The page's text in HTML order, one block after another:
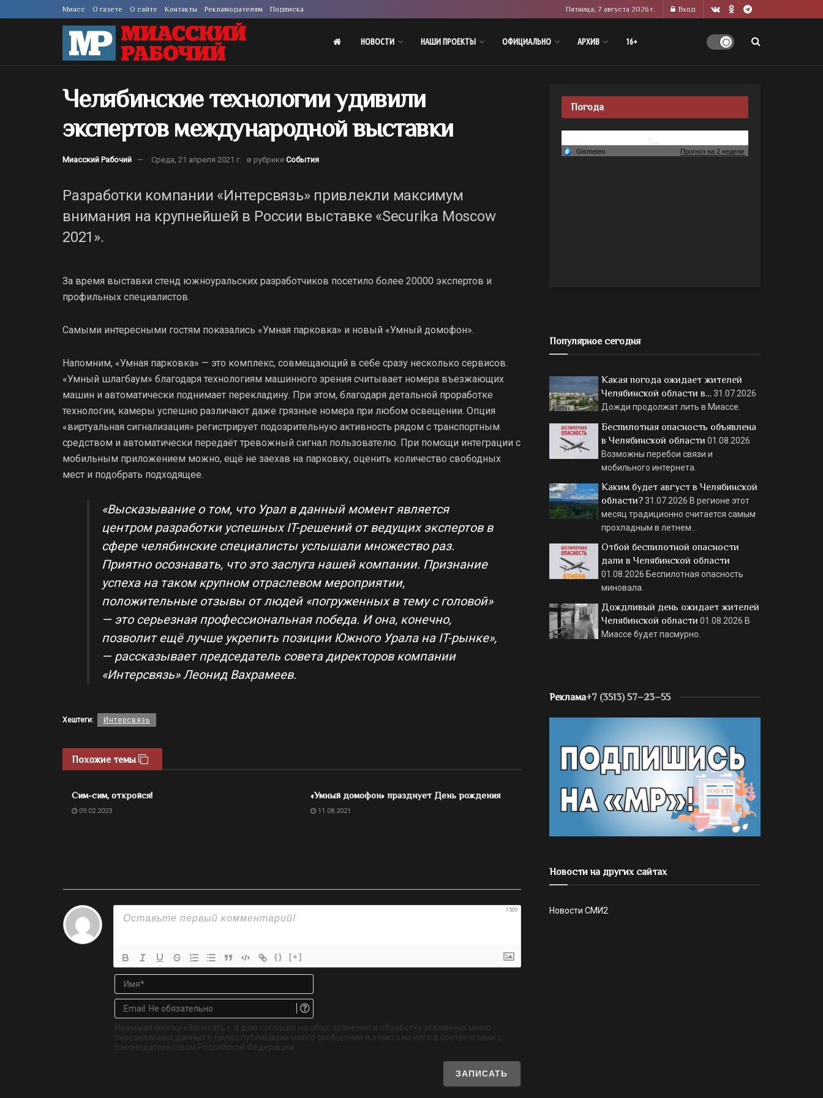
Миасс О газете О сайте Контакты Рекламодателям Подписка Пятница, 7 августа 2026 г. Вход
НОВОСТИ НАШИ ПРОЕКТЫ ОФИЦИАЛЬНО АРХИВ 16+
Челябинские технологии удивили
экспертов международной выставки
Миасский Рабочий Среда, 21 апреля 2021 г. в рубрике События
Разработки компании «Интерсвязь» привлекли максимум
внимания на крупнейшей в России выставке «Securika Moscow
2021».
За время выставки стенд южноуральских разработчиков посетило более 20000 экспертов и
профильных специалистов.
Самыми интересными гостям показались «Умная парковка» и новый «Умный домофон».
Напомним, «Умная парковка» — это комплекс, совмещающий в себе сразу несколько сервисов.
«Умный шлагбаум» благодаря технологиям машинного зрения считывает номера въезжающих
машин и автоматически поднимает перекладину. При этом, благодаря детальной проработке
технологии, камеры успешно различают даже грязные номера при любом освещении. Опция
«виртуальная сигнализация» регистрирует подозрительную активность рядом с транспортным
средством и автоматически передаёт тревожный сигнал пользователю. При помощи интеграции с
мобильным приложением можно, ещё не заехав на парковку, оценить количество свободных
мест и подобрать подходящее.
«Высказывание о том, что Урал в данный момент является
центром разработки успешных IT-решений от ведущих экспертов в
сфере челябинские специалисты услышали множество раз.
Приятно осознавать, что это заслуга нашей компании. Признание
успеха на таком крупном отраслевом мероприятии,
положительные отзывы от людей «погруженных в тему с головой»
— это серьезная профессиональная победа. И она, конечно,
позволит ещё лучше укрепить позиции Южного Урала на IT-рынке»,
— рассказывает председатель совета директоров компании
«Интерсвязь» Леонид Вахрамеев.
Хештеги: Интерсвязь
Похожие темы
Сим-сим, откройся!
09.02.2023
«Умный домофон» празднует День рождения
11.08.2021
1500
{} [+]
Имя*
Email.
обязательно
Нажимая кнопку «Записать», я даю согласие на сбор, хранение и обработку указанных мною
персональных данных в целях публикации моего сообщения и ответа на него в соответствии с
законодательством Российской Федерации.
Погода
Популярное сегодня
Какая погода ожидает жителей
Челябинской области в…31.07.2026
Дожди продолжат лить в Миассе.
Беспилотная опасность объявлена
в Челябинской области 01.08.2026
Возможны перебои связи и
мобильного интернета.
Каким будет август в Челябинской
области?31.07.2026 В регионе этот
месяц традиционно считается самым
прохладным в летнем…
Отбой беспилотной опасности
дали в Челябинской области
01.08.2026 Беспилотная опасность
миновала.
Дождливый день ожидает жителей
Челябинской области 01.08.2026 В
Миассе будет пасмурно.
Реклама+7 (3513) 57–23–55
Новости на других сайтах
Новости СМИ2